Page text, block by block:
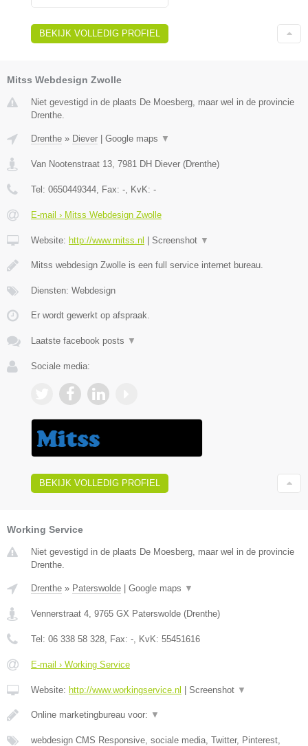
BEKIJK VOLLEDIG PROFIEL
Mitss Webdesign Zwolle
Niet gevestigd in de plaats De Moesberg, maar wel in de provincie
Drenthe.
Drenthe » Diever Google maps ▼
Van Nootenstraat 13, 7981 DH Diever (Drenthe)
Tel: 0650449344, Fax: -, KvK: -
E-mail › Mitss Webdesign Zwolle
Website: http://www.mitss.nl Screenshot ▼
Mitss webdesign Zwolle is een full service internet bureau.
Diensten: Webdesign
Er wordt gewerkt op afspraak.
Laatste facebook posts ▼
Sociale media:
BEKIJK VOLLEDIG PROFIEL
Working Service
Niet gevestigd in de plaats De Moesberg, maar wel in de provincie
Drenthe.
Drenthe » Paterswolde Google maps ▼
Vennerstraat 4 9765 GX Paterswolde (Drenthe)
Tel: 06 338 58 328 , Fax: - , KvK: 55451616
E-mail › Working Service
Website: http://www.workingservice.nl Screenshot ▼
Online marketingbureau voor: ▼
webdesign CMS Responsive, sociale media, Twitter, Pinterest,